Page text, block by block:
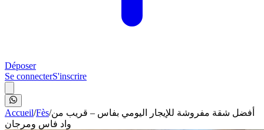
Déposer
Se connecterS'inscrire
Accueil/Fès/أفضل شقة مفروشة للإيجار اليومي بفاس – قريب من
واد فاس ومرجان